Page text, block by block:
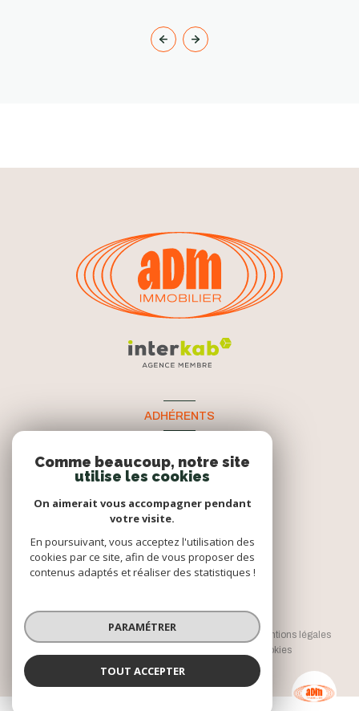
AGENCE DE COUILLY
ADHÉRENTS
© 2026 | Tous droits réservés
Mentions légales
Cookies
Réalisé par :
Comme beaucoup, notre site
utilise les cookies
On aimerait vous accompagner pendant
votre visite.
En poursuivant, vous acceptez l'utilisation des
cookies par ce site, afin de vous proposer des
contenus adaptés et réaliser des statistiques !
PARAMÉTRER
TOUT ACCEPTER